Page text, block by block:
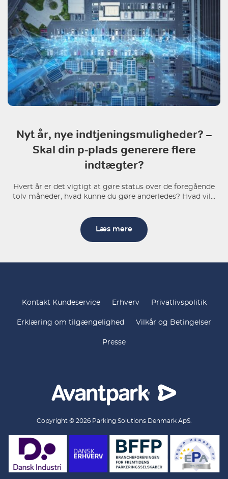
Nyt år, nye indtjeningsmuligheder? –
Skal din p-plads generere flere
indtægter?
Hvert år er det vigtigt at gøre status over de foregående
tolv måneder, hvad kunne du gøre anderledes? Hvad vil...
Læs mere
Kontakt Kundeservice Erhverv Privatlivspolitik
Erklæring om tilgængelighed Vilkår og Betingelser
Presse
Copyright © 2026 Parking Solutions Denmark ApS.